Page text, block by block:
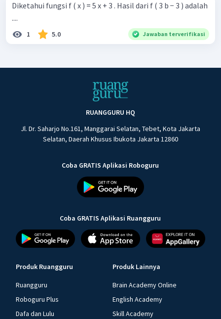
Diketahui fungsi f ( x ) = 5 x + 3 . Hasil dari f ( 3 b − 3 ) adalah
....
1 5.0 Jawaban terverifikasi
RUANGGURU HQ
Jl. Dr. Saharjo No.161, Manggarai Selatan, Tebet, Kota Jakarta
Selatan, Daerah Khusus Ibukota Jakarta 12860
Coba GRATIS Aplikasi Roboguru
Coba GRATIS Aplikasi Ruangguru
Produk Ruangguru
Ruangguru
Roboguru Plus
Dafa dan Lulu
Produk Lainnya
Brain Academy Online
English Academy
Skill Academy